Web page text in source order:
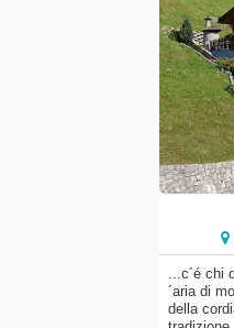
...c´é chi
´aria di
della